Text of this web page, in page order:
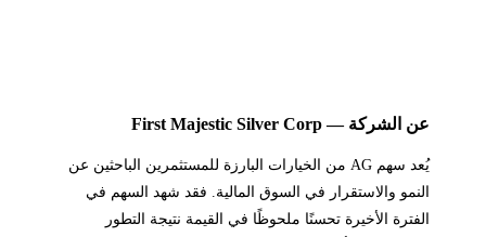
عن الشركة — First Majestic Silver Corp
يُعد سهم AG من الخيارات البارزة للمستثمرين الباحثين عن
النمو والاستقرار في السوق المالية. فقد شهد السهم في
الفترة الأخيرة تحسنًا ملحوظًا في القيمة نتيجة التطور